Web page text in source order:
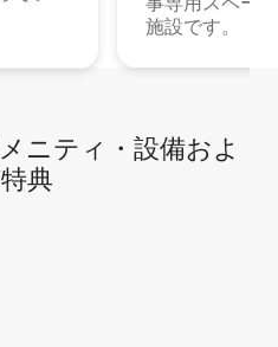
施設です。
ニ⁠テ⁠ィ⁠・設⁠備⁠およ
典